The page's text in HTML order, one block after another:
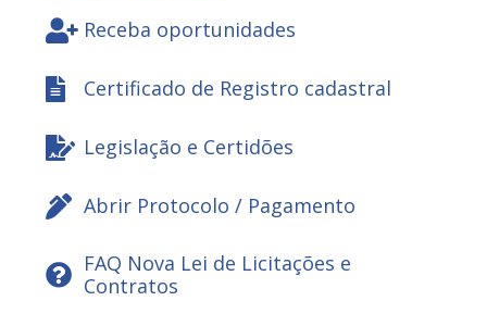
Receba oportunidades
Certificado de Registro cadastral
Legislação e Certidões
Abrir Protocolo / Pagamento
FAQ Nova Lei de Licitações e
Contratos